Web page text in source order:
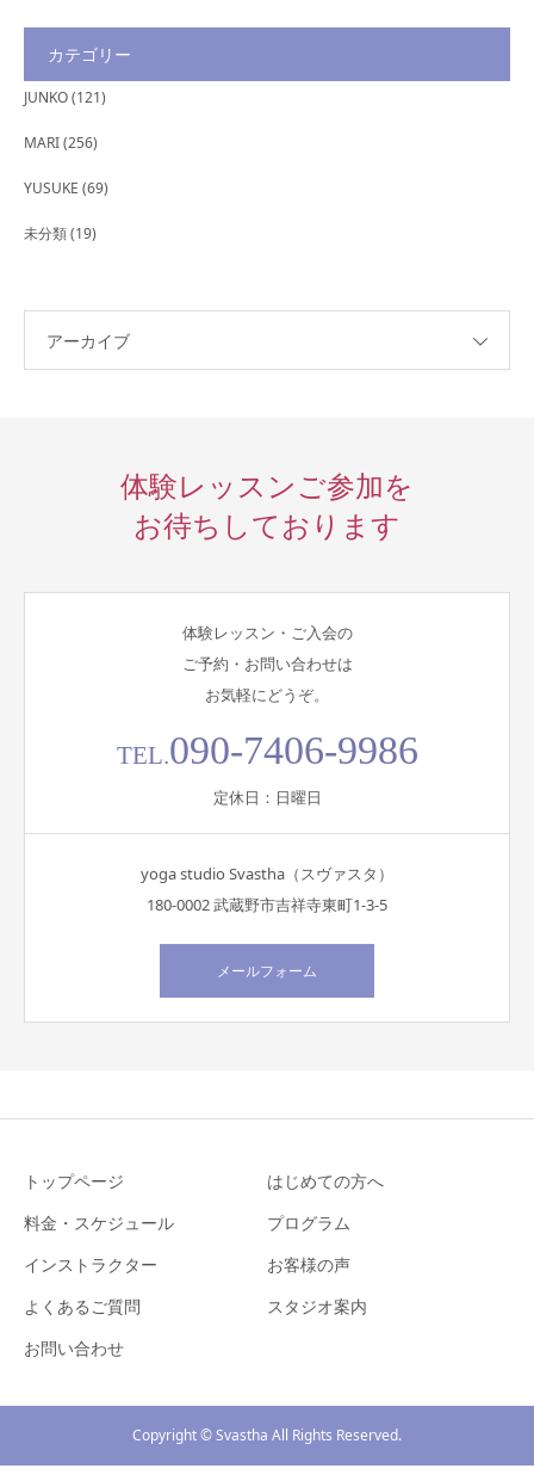
カテゴリー
JUNKO(121)
MARI(256)
YUSUKE (69)
未分類(19)
アーカイブ
体験レッスンご参加を
お待ちしております
体験レッスン・ご入会の
ご予約・お問い合わせは
お気軽にどうぞ。
TEL.090-7406-9986
定休日：日曜日
yoga studio Svastha（スヴァスタ）
180-0002 武蔵野市吉祥寺東町1-3-5
メールフォーム
トップページ
はじめての方へ
料金・スケジュール
プログラム
インストラクター
お客様の声
よくあるご質問
スタジオ案内
お問い合わせ
Copyright © Svastha All Rights Reserved.